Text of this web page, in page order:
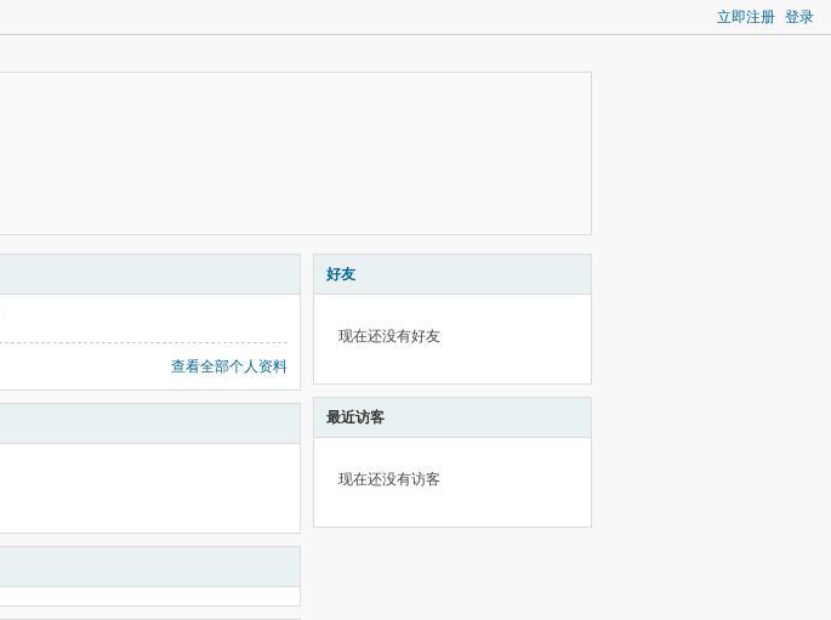
立即注册 登录
查看全部个人资料
好友
现在还没有好友
最近访客
现在还没有访客